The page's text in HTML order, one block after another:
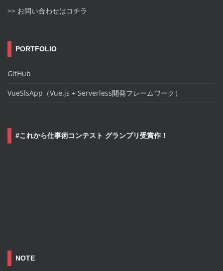
>> お問い合わせはコチラ
PORTFOLIO
GitHub
VueSlsApp（Vue.js + Serverless開発フレームワーク）
#これから仕事術コンテスト グランプリ受賞作！
NOTE